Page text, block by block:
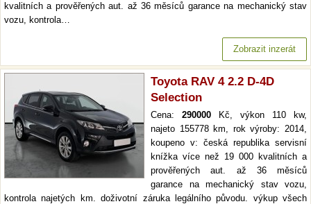
kvalitních a prověřených aut. až 36 měsíců garance na mechanický stav
vozu, kontrola…
Zobrazit inzerát
Toyota RAV 4 2.2 D-4D
Selection
Cena: 290000 Kč, výkon 110 kw,
najeto 155778 km, rok výroby: 2014,
koupeno v: česká republika servisní
knížka více než 19 000 kvalitních a
prověřených aut. až 36 měsíců
garance na mechanický stav vozu,
kontrola najetých km. doživotní záruka legálního původu. výkup všech